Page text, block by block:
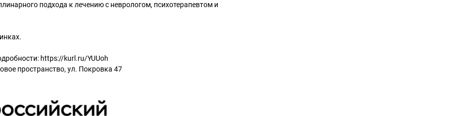
подхода к лечению с неврологом, психотерапевтом и
https://kurl.ru/YUUoh
пространство, ул. Покровка 47